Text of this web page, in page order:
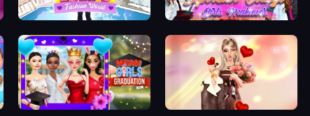
Lulu's Fashion World Superstar College Girls Makeover
Mean Girls Graduation Day GRWM Date Night